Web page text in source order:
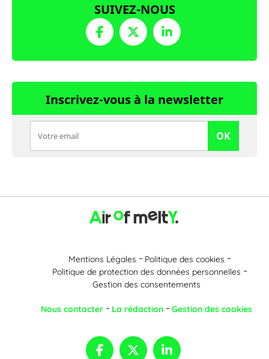
SUIVEZ-NOUS
Inscrivez-vous à la newsletter
OK
Mentions Légales
Politique des cookies
Politique de protection des données personnelles
Gestion des consentements
Nous contacter La rédaction Gestion des cookies